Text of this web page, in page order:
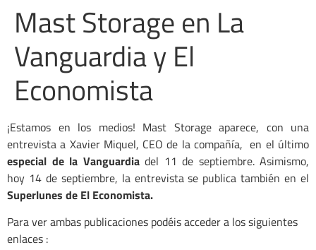
Mast Storage en La
Vanguardia y El
Economista
¡Estamos en los medios! Mast Storage aparece, con una
entrevista a Xavier Miquel, CEO de la compañía, en el último
especial de la Vanguardiadel 11 de septiembre. Asimismo,
hoy 14 de septiembre, la entrevista se publica también en el
Superlunes de El Economista.
Para ver ambas publicaciones podéis acceder a los siguientes
enlaces :